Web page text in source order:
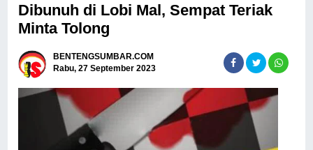
Dibunuh di Lobi Mal, Sempat Teriak
Minta Tolong
BENTENGSUMBAR.COM
Rabu, 27 September 2023